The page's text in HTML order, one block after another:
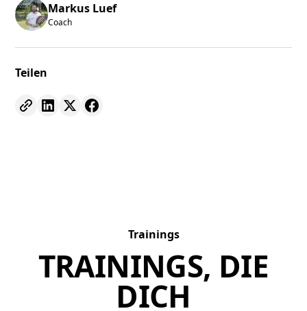
Markus Luef
Coach
Teilen
Trainings
TRAININGS, DIE
DICH